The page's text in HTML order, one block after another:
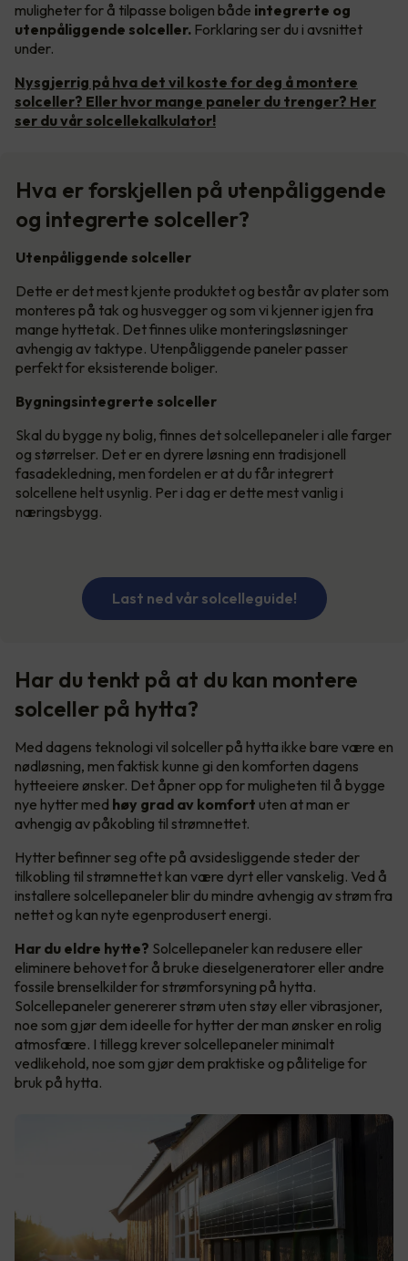
muligheter for å tilpasse boligen både integrerte og
utenpåliggende solceller. Forklaring ser du i avsnittet
under.
Nysgjerrig på hva det vil koste for deg å montere
solceller? Eller hvor mange paneler du trenger? Her
ser du vår solcellekalkulator!
Hva er forskjellen på utenpåliggende
og integrerte solceller?
Utenpåliggende solceller
Dette er det mest kjente produktet og består av plater som
monteres på tak og husvegger og som vi kjenner igjen fra
mange hyttetak. Det finnes ulike monteringsløsninger
avhengig av taktype. Utenpåliggende paneler passer
perfekt for eksisterende boliger.
Bygningsintegrerte solceller
Skal du bygge ny bolig, finnes det solcellepaneler i alle farger
og størrelser. Det er en dyrere løsning enn tradisjonell
fasadekledning, men fordelen er at du får integrert
solcellene helt usynlig. Per i dag er dette mest vanlig i
næringsbygg.
Last ned vår solcelleguide!
Har du tenkt på at du kan montere
solceller på hytta?
Med dagens teknologi vil solceller på hytta ikke bare være en
nødløsning, men faktisk kunne gi den komforten dagens
hytteeiere ønsker. Det åpner opp for muligheten til å bygge
nye hytter med høy grad av komfort uten at man er
avhengig av påkobling til strømnettet.
Hytter befinner seg ofte på avsidesliggende steder der
tilkobling til strømnettet kan være dyrt eller vanskelig. Ved å
installere solcellepaneler blir du mindre avhengig av strøm fra
nettet og kan nyte egenprodusert energi.
Har du eldre hytte? Solcellepaneler kan redusere eller
eliminere behovet for å bruke dieselgeneratorer eller andre
fossile brenselkilder for strømforsyning på hytta.
Solcellepaneler genererer strøm uten støy eller vibrasjoner,
noe som gjør dem ideelle for hytter der man ønsker en rolig
atmosfære. I tillegg krever solcellepaneler minimalt
vedlikehold, noe som gjør dem praktiske og pålitelige for
bruk på hytta.